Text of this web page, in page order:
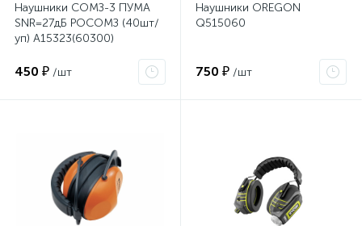
Наушники СОМЗ-3 ПУМА
SNR=27дБ РОСОМЗ (40шт/
уп) А15323(60300)
450 ₽ /шт
Наушники OREGON
Q515060
750 ₽ /шт